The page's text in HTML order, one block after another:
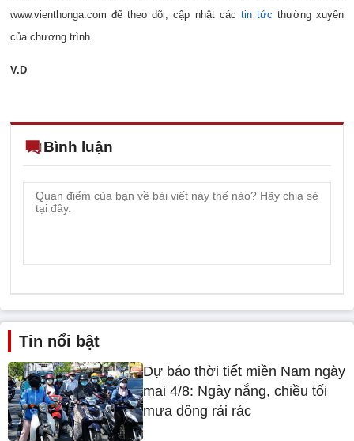
www.vienthonga.com để theo dõi, cập nhật các tin tức thường xuyên
của chương trình.
V.D
Bình luận
Tin nổi bật
Dự báo thời tiết miền Nam ngày
mai 4/8: Ngày nắng, chiều tối
mưa dông rải rác